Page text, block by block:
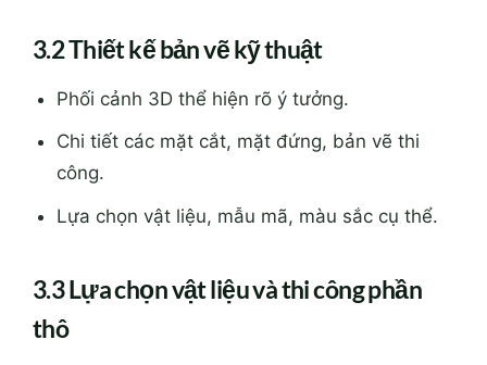
3.2 Thiết kế bản vẽ kỹ thuật
Phối cảnh 3D thể hiện rõ ý tưởng.
Chi tiết các mặt cắt, mặt đứng, bản vẽ thi
công.
Lựa chọn vật liệu, mẫu mã, màu sắc cụ thể.
3.3 Lựa chọn vật liệu và thi công phần
thô